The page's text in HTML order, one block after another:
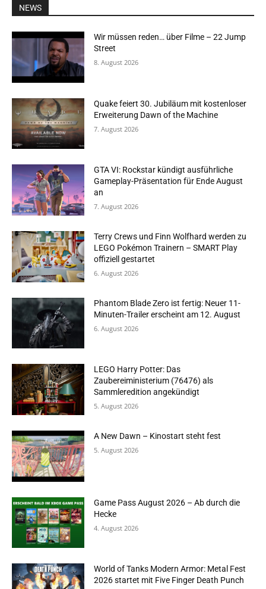
NEWS
Wir müssen reden… über Filme – 22 Jump
Street
8. August 2026
Quake feiert 30. Jubiläum mit kostenloser
Erweiterung Dawn of the Machine
7. August 2026
GTA VI: Rockstar kündigt ausführliche
Gameplay-Präsentation für Ende August
an
7. August 2026
Terry Crews und Finn Wolfhard werden zu
LEGO Pokémon Trainern – SMART Play
offiziell gestartet
6. August 2026
Phantom Blade Zero ist fertig: Neuer 11-
Minuten-Trailer erscheint am 12. August
6. August 2026
LEGO Harry Potter: Das
Zaubereiministerium (76476) als
Sammleredition angekündigt
5. August 2026
A New Dawn – Kinostart steht fest
5. August 2026
Game Pass August 2026 – Ab durch die
Hecke
4. August 2026
World of Tanks Modern Armor: Metal Fest
2026 startet mit Five Finger Death Punch